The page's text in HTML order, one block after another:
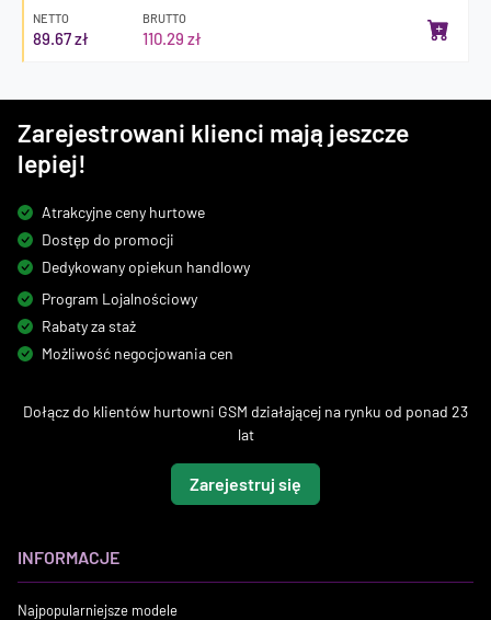
NETTO
89.67 zł
BRUTTO
110.29 zł
Zarejestrowani klienci mają jeszcze
lepiej!
Atrakcyjne ceny hurtowe
Dostęp do promocji
Dedykowany opiekun handlowy
Program Lojalnościowy
Rabaty za staż
Możliwość negocjowania cen
Dołącz do klientów hurtowni GSM działającej na rynku od ponad 23
lat
Zarejestruj się
INFORMACJE
Najpopularniejsze modele